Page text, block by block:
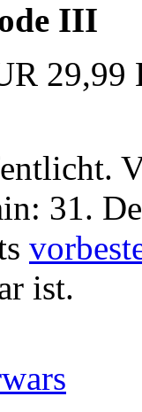
III
29,99
31.
ist.